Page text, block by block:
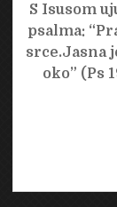
S Isusom
psalma:
srce.Jasna
oko” (Ps